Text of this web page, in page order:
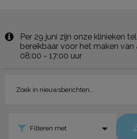
Per 29 juni zijn onze klinieken
bereikbaar voor het maken van
08:00 - 17:00 uur
Filteren met